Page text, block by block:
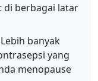
di berbagai latar
Lebih banyak
yang
menopause